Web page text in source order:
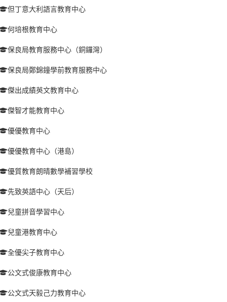
但丁意大利語言教育中心
何培根教育中心
保良局教育服務中心（銅鑼灣）
保良局鄭錦鐘學前教育服務中心
傑出成績英文教育中心
傑智才能教育中心
優優教育中心
優優教育中心（港島）
優質教育朗晴數學補習學校
先致英語中心（天后）
兒童拼音學習中心
兒童港教育中心
全優尖子教育中心
公文式俊康教育中心
公文式天毅己力教育中心